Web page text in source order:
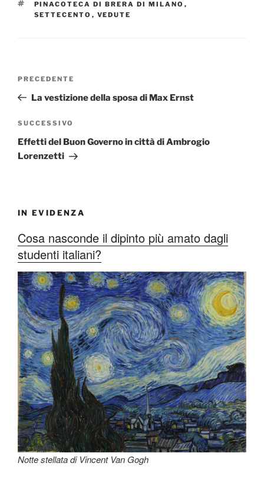
TAG
PINACOTECA DI BRERA DI MILANO ,
SETTECENTO , VEDUTE
Navigazione
Articolo
precedente:
PRECEDENTE
La vestizione della sposa di Max Ernst
Articolo
successivo
SUCCESSIVO
Effetti del Buon Governo in città di Ambrogio
Lorenzetti
IN EVIDENZA
Cosa nasconde il dipinto più amato dagli
studenti italiani?
Notte stellata di Vincent Van Gogh